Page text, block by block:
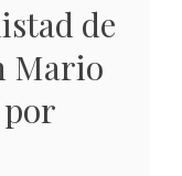
de
Mario
por